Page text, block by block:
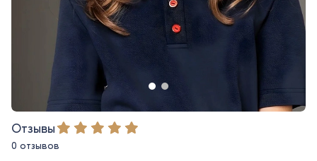
Отзывы
0 отзывов